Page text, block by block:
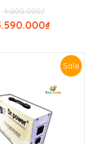
₫
4.000.000
₫
Sale